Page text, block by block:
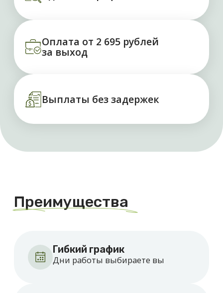
Преимущества
Ежедневные выплаты
Требования к вакансии